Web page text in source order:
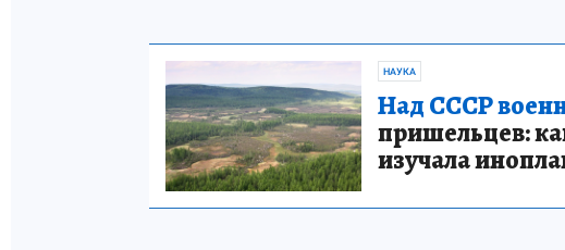
НАУКА
Над СССР
пришельцев:
изучала